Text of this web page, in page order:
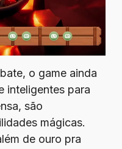
o game ainda
inteligentes para
são
mágicas.
de ouro pra